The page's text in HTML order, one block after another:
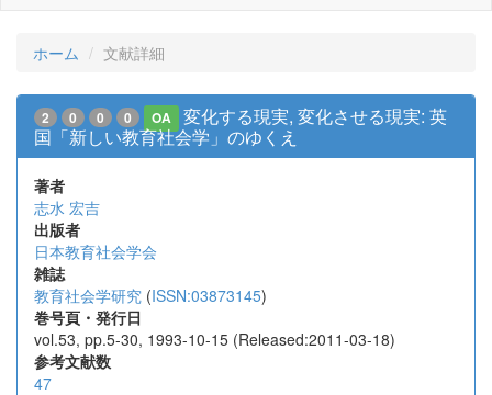
ホーム 文献詳細
2 0 0 0 OA
変化する現実, 変化させる現実: 英
国「新しい教育社会学」のゆくえ
著者
志水 宏吉
出版者
日本教育社会学会
雑誌
教育社会学研究 (ISSN:03873145)
巻号頁・発行日
vol.53, pp.5-30, 1993-10-15 (Released:2011-03-18)
参考文献数
47